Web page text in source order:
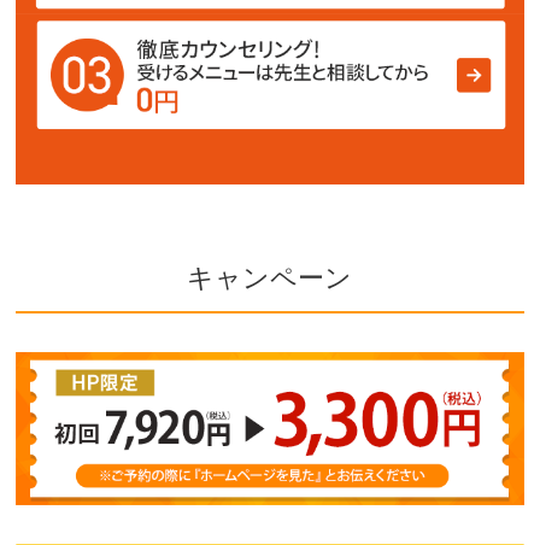
キャンペーン